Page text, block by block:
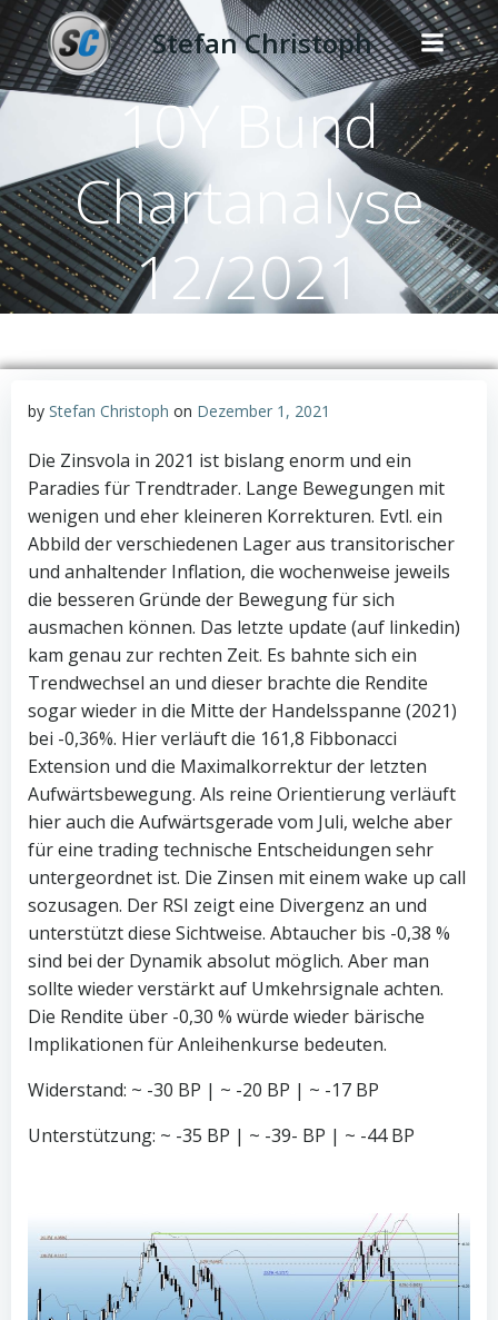
Zum
Inhalt
springen
Stefan Christoph
10Y Bund
Chartanalyse
12/2021
by Stefan Christoph on Dezember 1, 2021
Die Zinsvola in 2021 ist bislang enorm und ein
Paradies für Trendtrader. Lange Bewegungen mit
wenigen und eher kleineren Korrekturen. Evtl. ein
Abbild der verschiedenen Lager aus transitorischer
und anhaltender Inflation, die wochenweise jeweils
die besseren Gründe der Bewegung für sich
ausmachen können. Das letzte update (auf linkedin)
kam genau zur rechten Zeit. Es bahnte sich ein
Trendwechsel an und dieser brachte die Rendite
sogar wieder in die Mitte der Handelsspanne (2021)
bei -0,36%. Hier verläuft die 161,8 Fibbonacci
Extension und die Maximalkorrektur der letzten
Aufwärtsbewegung. Als reine Orientierung verläuft
hier auch die Aufwärtsgerade vom Juli, welche aber
für eine trading technische Entscheidungen sehr
untergeordnet ist. Die Zinsen mit einem wake up call
sozusagen. Der RSI zeigt eine Divergenz an und
unterstützt diese Sichtweise. Abtaucher bis -0,38 %
sind bei der Dynamik absolut möglich. Aber man
sollte wieder verstärkt auf Umkehrsignale achten.
Die Rendite über -0,30 % würde wieder bärische
Implikationen für Anleihenkurse bedeuten.
Widerstand: ~ -30 BP | ~ -20 BP | ~ -17 BP
Unterstützung: ~ -35 BP | ~ -39- BP | ~ -44 BP